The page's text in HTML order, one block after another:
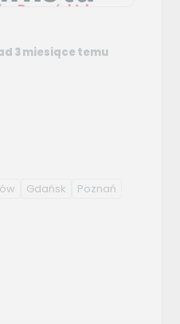
3 miesiące temu
Gdańsk
Poznań